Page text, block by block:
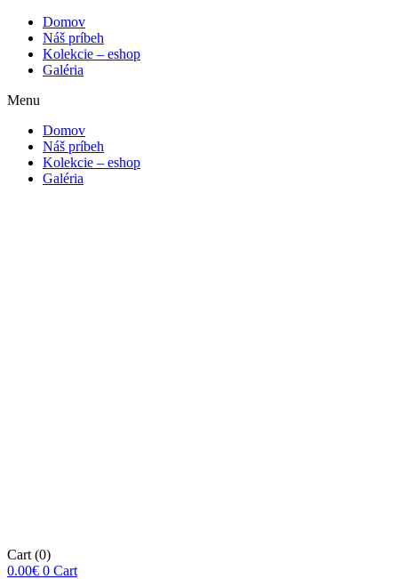
Domov
Náš príbeh
Kolekcie – eshop
Galéria
Menu
Domov
Náš príbeh
Kolekcie – eshop
Galéria
Cart (0)
0.00€ 0 Cart